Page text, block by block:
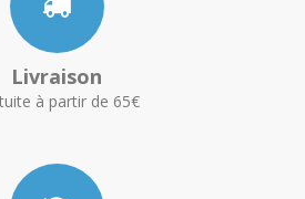
Livraison
à partir de 65€